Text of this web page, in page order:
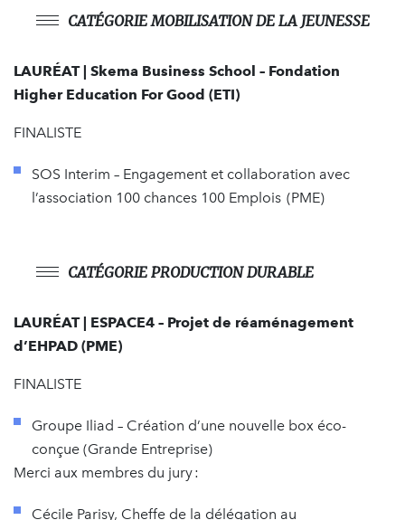
CATÉGORIE MOBILISATION DE LA JEUNESSE
LAURÉAT | Skema Business School – Fondation
Higher Education For Good (ETI)
FINALISTE
SOS Interim – Engagement et collaboration avec
l’association 100 chances 100 Emplois (PME)
CATÉGORIE PRODUCTION DURABLE
LAURÉAT | ESPACE4 – Projet de réaménagement
d’EHPAD (PME)
FINALISTE
Groupe Iliad – Création d’une nouvelle box éco-
conçue (Grande Entreprise)
Merci aux membres du jury :
Cécile Parisy, Cheffe de la délégation au